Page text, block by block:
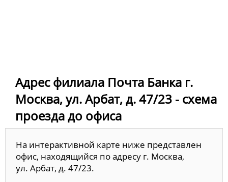
Адрес филиала Почта Банка г.
Москва, ул. Арбат, д. 47/23 - схема
проезда до офиса
На интерактивной карте ниже представлен
офис, находящийся по адресу г. Москва,
ул. Арбат, д. 47/23.